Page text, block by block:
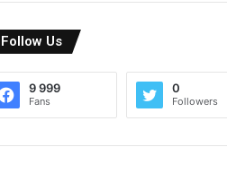
Follow Us
9 999
Fans
0
Followers